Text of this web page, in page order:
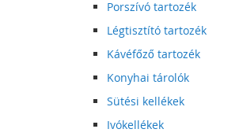
Porszívó tartozék
Légtisztító tartozék
Kávéfőző tartozék
Konyhai tárolók
Sütési kellékek
Ivókellékek